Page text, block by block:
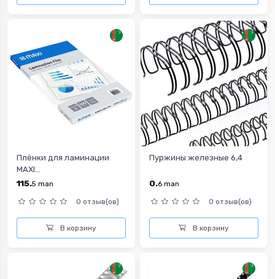
Плёнки для ламинации
MAXI...
115.5 man
0 отзыв(ов)
В корзину
Пуржины железные 6,4
0.6 man
0 отзыв(ов)
В корзину